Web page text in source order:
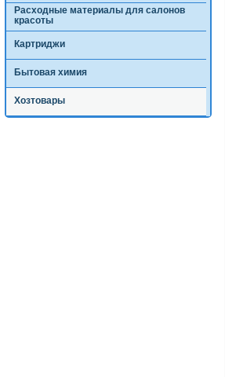
Расходные материалы для салонов
красоты
Картриджи
Бытовая химия
Хозтовары